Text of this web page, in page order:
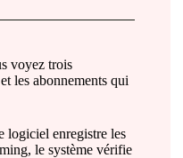
voyez trois
les abonnements qui
logiciel enregistre les
le système vérifie